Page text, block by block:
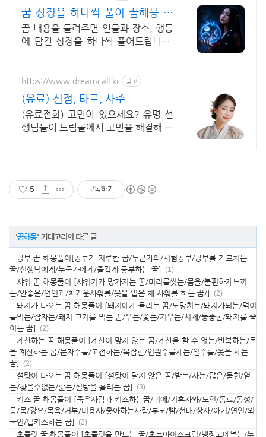
꿈 상징을 하나씩 풀이 꿈해몽 풀
이
꿈 내용을 들려주면 인물과 장소, 행동
에 담긴 상징을 하나씩 풀어드립니다.
https://www.dreamcall.kr 광고
(유료) 신점, 타로, 사주
(유료전화) 고민이 있으세요? 유명 선
생님들이 드림콜에서 고민을 해결해 드
5 구독하기
'꿈해몽' 카테고리의 다른 글
공부 꿈 해몽풀이[공부가 지루한 꿈/누군가와/시험공부/공부를 가르치는
꿈/선생님에게/누군가에게/즐겁게 공부하는 꿈] (1)
샤워 꿈 해몽풀이 [샤워기가 망가지는 꿈/머리를씻는/몸을/불편하게느끼
는/안좋은/연인과/차가운샤워를/옷을 입은 채 샤워를 하는 꿈/] (2)
돼지가 나오는 꿈 해몽풀이 [돼지에게 물리는 꿈/도망치는/돼지가되는/먹이
를먹는/잠자는/돼지 고기를 먹는 꿈/우는/쫓는/키우는/시체/뚱뚱한/돼지를 죽
이는 꿈] (2)
계산하는 꿈 해몽풀이 [계산이 맞지 않는 꿈/계산을 할 수 없는/반복하는/돈
을 계산하는 꿈/문자수를/고전하는/복잡한/인원수를세는/일수를/옷을 세는
꿈] (2)
설탕이 나오는 꿈 해몽풀이 [설탕이 달지 않은 꿈/받는/사는/많은/묻힌/얻
는/찾을수없는/핥는/설탕을 흘리는 꿈] (3)
키스 꿈 해몽풀이 [죽은사람과 키스하는꿈/귀에/기혼자와/노인/동료/동성/
등/목/강요/목욕/거부/미용사/좋아하는사람/부모/뺨/선배/상사/아기/연인/외
국인/딥키스하는 꿈] (2)
초콜릿 꿈 해몽풀이 [초콜릿을 만드는 꿈/초코아이스크림/냉장고에넣는/누